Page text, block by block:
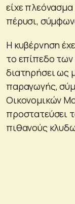
είχε
πέρυσι,
Η κυβέρνηση
το επίπεδο
διατηρήσει ως
παραγωγής,
Οικονομικών
προστατεύσει
πιθανούς